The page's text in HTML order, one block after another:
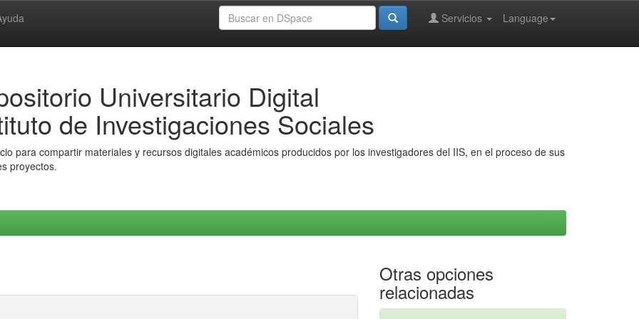
Language
Servicios
Universitario Digital
de Investigaciones Sociales
para compartir materiales y recursos digitales académicos producidos por los investigadores del IIS, en el proceso de sus
proyectos.
Otras opciones
relacionadas